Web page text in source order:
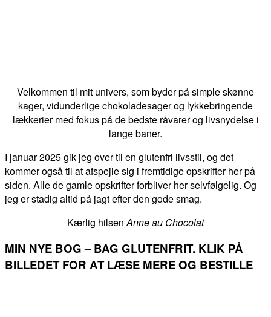
Velkommen til mit univers, som byder på simple skønne
kager, vidunderlige chokoladesager og lykkebringende
lækkerier med fokus på de bedste råvarer og livsnydelse i
lange baner.
I januar 2025 gik jeg over til en glutenfri livsstil, og det
kommer også til at afspejle sig i fremtidige opskrifter her på
siden. Alle de gamle opskrifter forbliver her selvfølgelig. Og
jeg er stadig altid på jagt efter den gode smag.
Kærlig hilsenAnne au Chocolat
MIN NYE BOG – BAG GLUTENFRIT. KLIK PÅ
BILLEDET FOR AT LÆSE MERE OG BESTILLE